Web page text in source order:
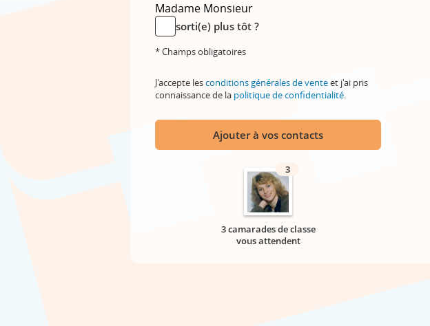
Madame Monsieur
sorti(e) plus tôt ?
* Champs obligatoires
J'accepte lesconditions générales de venteet j'ai pris
connaissance de la politique de confidentialité.
Ajouter à vos contacts
3
3 camarades de classe
vous attendent